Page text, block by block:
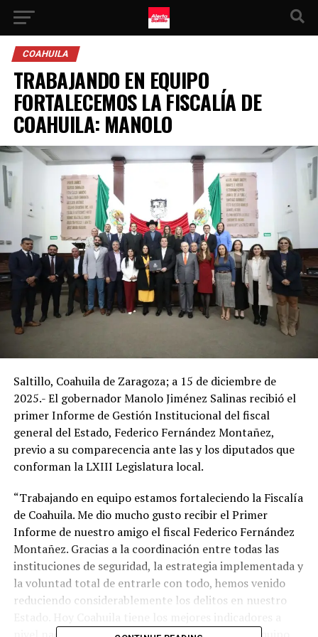
COAHUILA
TRABAJANDO EN EQUIPO
FORTALECEMOS LA FISCALÍA DE
COAHUILA: MANOLO
Saltillo, Coahuila de Zaragoza; a 15 de diciembre de
2025.- El gobernador Manolo Jiménez Salinas recibió el
primer Informe de Gestión Institucional del fiscal
general del Estado, Federico Fernández Montañez,
previo a su comparecencia ante las y los diputados que
conforman la LXIII Legislatura local.
“Trabajando en equipo estamos fortaleciendo la Fiscalía
de Coahuila. Me dio mucho gusto recibir el Primer
Informe de nuestro amigo el fiscal Federico Fernández
Montañez. Gracias a la coordinación entre todas las
instituciones de seguridad, la estrategia implementada y
la voluntad total de entrarle con todo, hemos venido
reduciendo considerablemente los delitos en nuestro